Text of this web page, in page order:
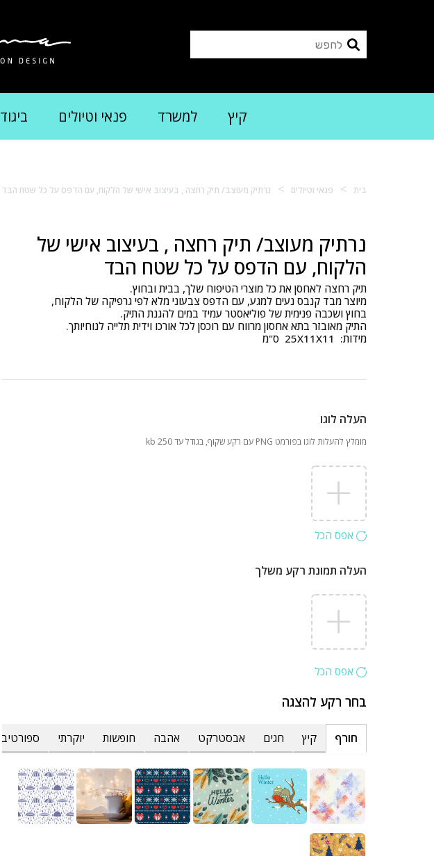
קיץ למשרד פנאי וטיולים ביגוד
בית > פנאי וטיולים > נרתיק מעוצב/ תיק רחצה , בעיצוב אישי של הלקוח, עם הדפס על כל שטח הבד
נרתיק מעוצב/ תיק רחצה , בעיצוב אישי של
הלקוח, עם הדפס על כל שטח הבד
תיק רחצה לאחסן את כל מוצרי הטיפוח שלך, בבית ובחוץ.
מיוצר מבד קנבס נעים למגע, עם הדפס צבעוני מלא לפי גרפיקה של הלקוח,
בחוץ ושכבה פנימית של פוליאסטר עמיד במים להגנת התיק.
התיק מאובזר בתא אחסון מרווח עם רוכסן לכל אורכו וידית תלייה לנוחיותך.
מידות: 25X11X11 ס"מ
העלה לוגו
מומלץ להעלות לוגו בפורמט PNG עם רקע שקוף, בגודל עד 250 kb
אפס הכל
העלה תמונת רקע משלך
אפס הכל
בחר רקע להצגה
חורף קיץ חגים אבסטרקט אהבה חופשות יוקרתי ספורטיבי